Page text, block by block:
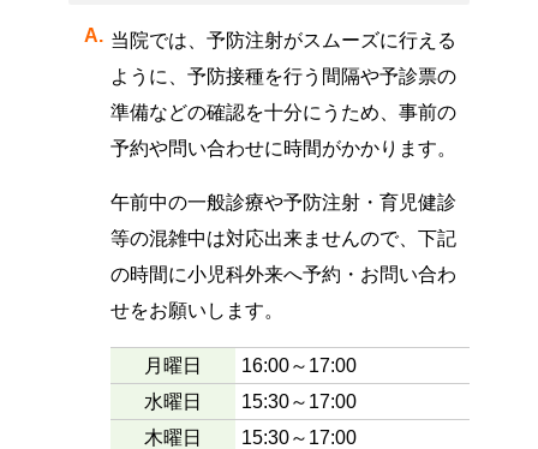
当院では、予防注射がスムーズに行える
ように、予防接種を行う間隔や予診票の
準備などの確認を十分にうため、事前の
予約や問い合わせに時間がかかります。
午前中の一般診療や予防注射・育児健診
等の混雑中は対応出来ませんので、下記
の時間に小児科外来へ予約・お問い合わ
せをお願いします。
月曜日
16:00～17:00
水曜日
15:30～17:00
木曜日
15:30～17:00